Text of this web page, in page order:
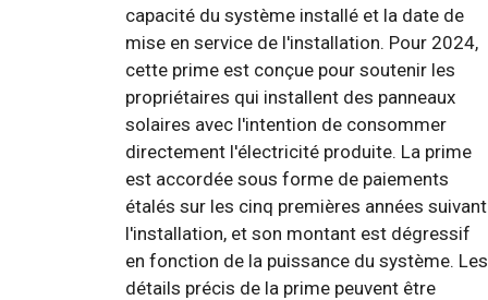
capacité du système installé et la date de
mise en service de l'installation. Pour 2024,
cette prime est conçue pour soutenir les
propriétaires qui installent des panneaux
solaires avec l'intention de consommer
directement l'électricité produite. La prime
est accordée sous forme de paiements
étalés sur les cinq premières années suivant
l'installation, et son montant est dégressif
en fonction de la puissance du système. Les
détails précis de la prime peuvent être